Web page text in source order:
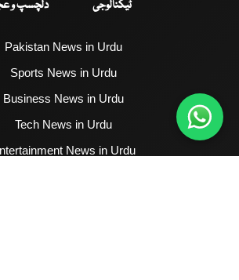
ٹیکنالوجی
دلچسپ و
Pakistan News in Urdu
Sports News in Urdu
Business News in Urdu
Tech News in Urdu
News in Urdu